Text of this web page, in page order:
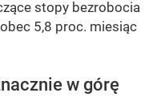
stopy bezrobocia
5,8 proc. miesiąc
w górę